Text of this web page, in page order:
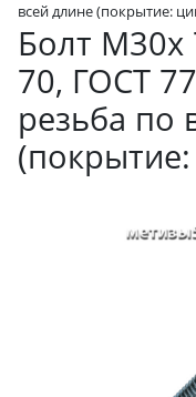
всей длине (покрытие:
Болт М30х
70, ГОСТ
резьба по